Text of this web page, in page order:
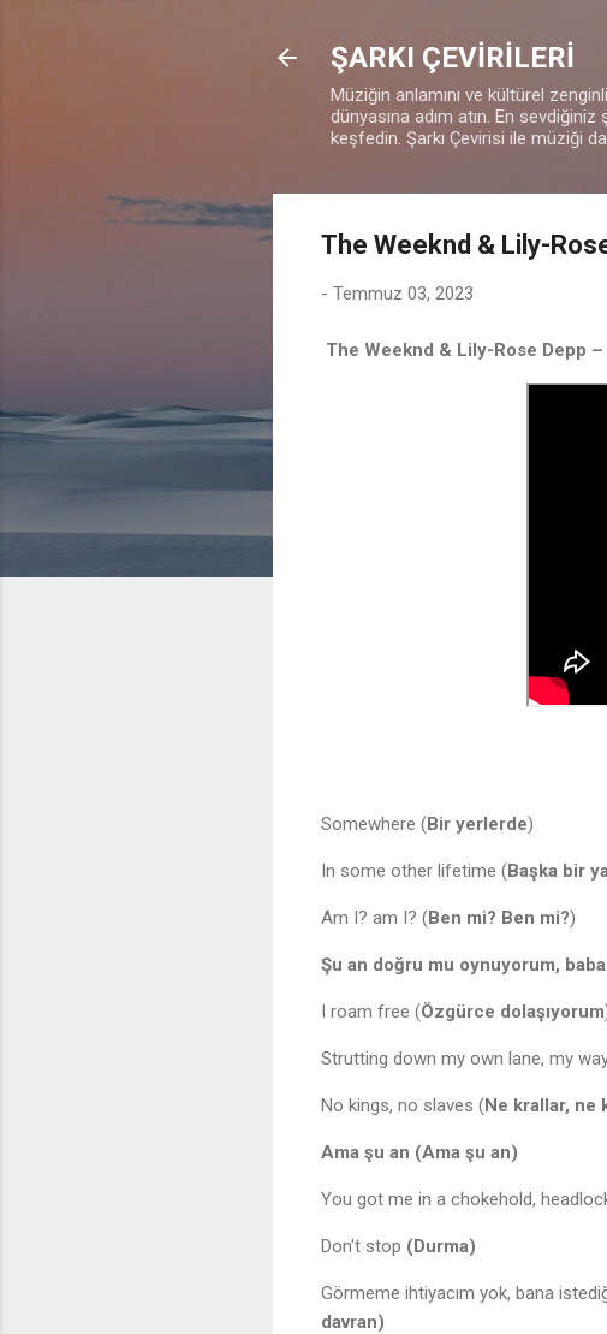
ŞARKI ÇEVİRİLERİ
Müziğin anlamını ve kültürel
dünyasına adım atın. En sevdiğiniz
keşfedin. Şarkı Çevirisi ile müziği
The Weeknd & Lily-
- Temmuz 03, 2023
The Weeknd & Lily-Rose Depp
Somewhere (Bir yerlerde)
In some other lifetime (Başka bir
Am I? am I? (Ben mi? Ben mi?)
Şu an doğru mu oynuyorum,
I roam free (Özgürce dolaşıyorum
Strutting down my own lane, my
No kings, no slaves (Ne krallar, ne
Ama şu an (Ama şu an)
You got me in a chokehold,
Don't stop (Durma)
Görmeme ihtiyacım yok, bana
davran)